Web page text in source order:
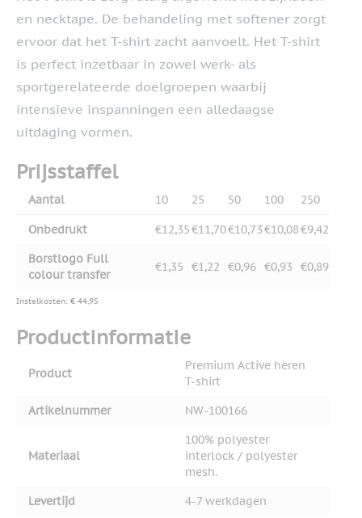
en necktape. De behandeling met softener zorgt
ervoor dat het T-shirt zacht aanvoelt. Het T-shirt
is perfect inzetbaar in zowel werk- als
sportgerelateerde doelgroepen waarbij
intensieve inspanningen een alledaagse
uitdaging vormen.
Prijsstaffel
Aantal 10 25 50 100 250
Onbedrukt €12,35€11,70€10,73€10,08€9,42
Borstlogo Full
colour transfer
€1,35 €1,22 €0,96 €0,93 €0,89
Instelkosten: € 44,95
Productinformatie
Product
Premium Active heren
T-shirt
Artikelnummer
NW-100166
Materiaal
100% polyester
interlock / polyester
mesh.
Levertijd
4-7 werkdagen